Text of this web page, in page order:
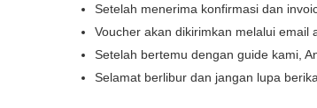
Setelah menerima konfirmasi dan
Voucher akan dikirimkan melalui email
Setelah bertemu dengan guide kami,
Selamat berlibur dan jangan lupa